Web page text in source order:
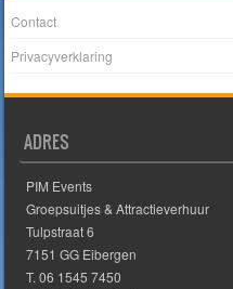
Contact
Privacyverklaring
ADRES
PIM Events
Groepsuitjes & Attractieverhuur
Tulpstraat 6
7151 GG Eibergen
T. 06 1545 7450